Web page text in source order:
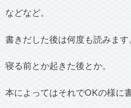
などなど。
書きだした後は何度も読みます
寝る前とか起きた後とか。
本によってはそれでOKの様に